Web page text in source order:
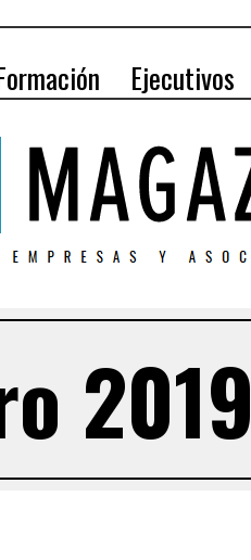
Ejecutivos
2019